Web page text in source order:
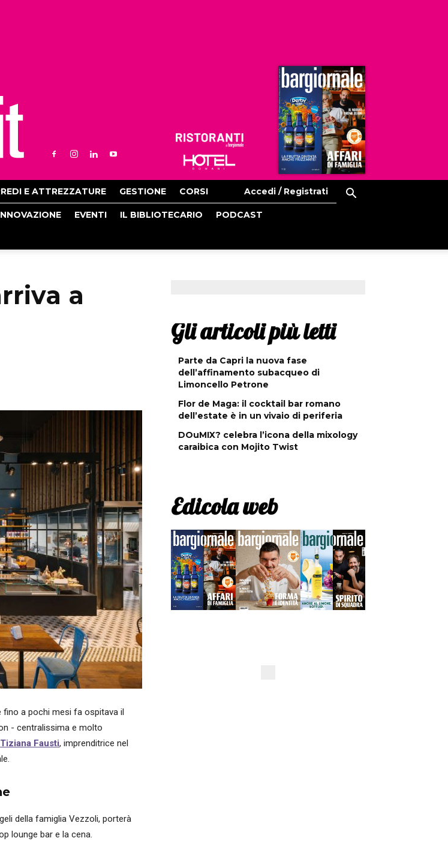
Ristoranti
Hoteldomani
E ATTREZZATURE GESTIONE CORSI Accedi / Registrati
EVENTI IL BIBLIOTECARIO PODCAST
a
fino a pochi mesi fa ospitava il
- centralissima e molto
Tiziana Fausti, imprenditrice nel
della famiglia Vezzoli, porterà
lounge bar e la cena.
Gli articoli più letti
Parte da Capri la nuova fase
dell’affinamento subacqueo di
Limoncello Petrone
Flor de Maga: il cocktail bar romano
dell’estate è in un vivaio di periferia
DOuMIX? celebra l’icona della mixology
caraibica con Mojito Twist
Edicola web